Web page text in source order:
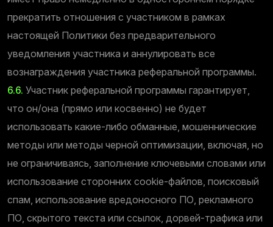
прекратить отношения с участником в рамках
настоящей Политики без предварительного
уведомления участника и аннулировать все
вознаграждения участника реферальной программы.
6.6. Участник реферальной программы гарантирует,
что он/она (прямо или косвенно) не будет
использовать какие-либо обманные, мошеннические
методы или методы черной оптимизации, включая, но
не ограничиваясь, заполнение ключевыми словами или
использование сторонних cookie-файлов, поисковый
спам, использование вредоносного ПО, рекламного
ПО, скрытого текста или ссылок, дорвей-трафика или